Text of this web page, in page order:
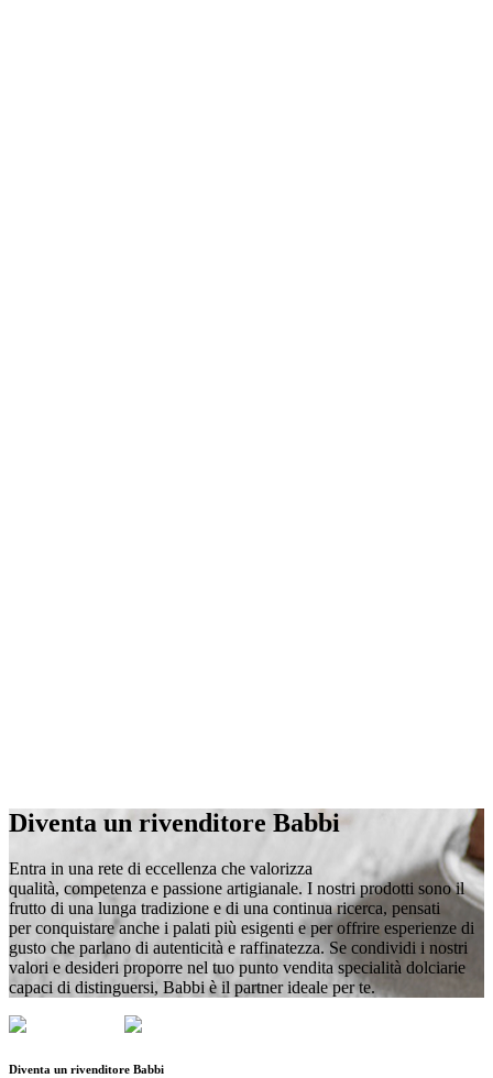
Diventa un rivenditore Babbi
Entra in una rete di eccellenza che valorizza
qualità, competenza e passione artigianale. I nostri prodotti sono il
frutto di una lunga tradizione e di una continua ricerca, pensati
per conquistare anche i palati più esigenti e per offrire esperienze di
gusto che parlano di autenticità e raffinatezza. Se condividi i nostri
valori e desideri proporre nel tuo punto vendita specialità dolciarie
capaci di distinguersi, Babbi è il partner ideale per te.
Diventa un rivenditore Babbi